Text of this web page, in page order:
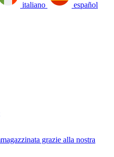
italiano español
grazie alla nostra